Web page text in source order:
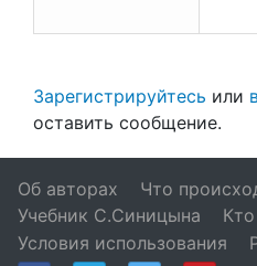
Зарегистрируйтесь или
оставить сообщение.
Об авторах
Что
Учебник С.Синицына
Условия использования